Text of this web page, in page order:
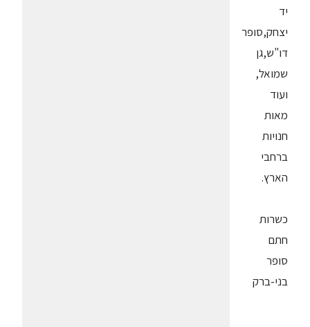
יד
יצחק,סופר
דו"ש,גן
שמואל,
ועוד
מאות
חנויות
ברחבי
הארץ.
כשרות
חתם
סופר
בני-ברק